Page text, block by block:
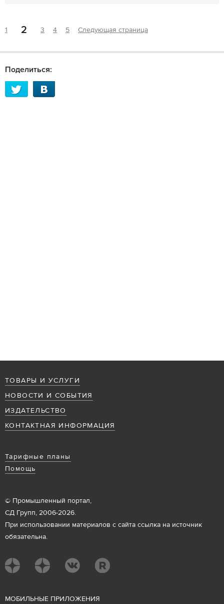
1 2 3 4 5 Следующая страница
Поделиться:
ТОВАРЫ И УСЛУГИ
НОВОСТИ И СОБЫТИЯ
ИЗДАТЕЛЬСТВО
КОНТАКТНАЯ ИНФОРМАЦИЯ
Тарифные планы
Помощь
© Промышленный портал,
СД Групп, 2006-2026.
При использовании материалов с сайта ссылка на источник
обязательна.
МОБИЛЬНЫЕ ПРИЛОЖЕНИЯ